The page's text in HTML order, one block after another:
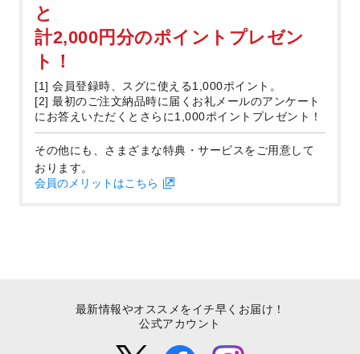
と
計2,000円分のポイントプレゼン
ト！
[1] 会員登録時、スグに使える1,000ポイント。
[2] 最初のご注文納品時に届くお礼メールのアンケート
にお答えいただくとさらに1,000ポイントプレゼント！
その他にも、さまざまな特典・サービスをご用意して
おります。
会員のメリットはこちら
最新情報やオススメをイチ早くお届け！
公式アカウント